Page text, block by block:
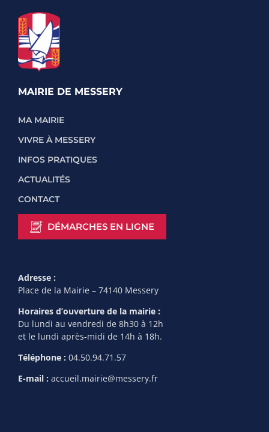
MAIRIE DE MESSERY
MA MAIRIE
VIVRE À MESSERY
INFOS PRATIQUES
ACTUALITÉS
CONTACT
DÉMARCHES EN LIGNE
Adresse :
Place de la Mairie – 74140 Messery
Horaires d’ouverture de la mairie :
Du lundi au vendredi de 8h30 à 12h
et le lundi après-midi de 14h à 18h.
Téléphone : 04.50.94.71.57
E-mail : accueil.mairie@messery.fr